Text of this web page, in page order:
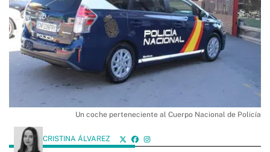
Un coche perteneciente al Cuerpo Nacional de Policía
CRISTINA ÁLVAREZ